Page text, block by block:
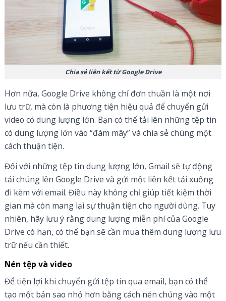
Chia sẻ liên kết từ Google Drive
Hơn nữa, Google Drive không chỉ đơn thuần là một nơi
lưu trữ, mà còn là phương tiện hiệu quả để chuyển gửi
video có dung lượng lớn. Bạn có thể tải lên những tệp tin
có dung lượng lớn vào “đám mây” và chia sẻ chúng một
cách thuận tiện.
Đối với những tệp tin dung lượng lớn, Gmail sẽ tự động
tải chúng lên Google Drive và gửi một liên kết tải xuống
đi kèm với email. Điều này không chỉ giúp tiết kiệm thời
gian mà còn mang lại sự thuận tiện cho người dùng. Tuy
nhiên, hãy lưu ý rằng dung lượng miễn phí của Google
Drive có hạn, có thể bạn sẽ cần mua thêm dung lượng lưu
trữ nếu cần thiết.
Nén tệp và video
Để tiện lợi khi chuyển gửi tệp tin qua email, bạn có thể
tạo một bản sao nhỏ hơn bằng cách nén chúng vào một